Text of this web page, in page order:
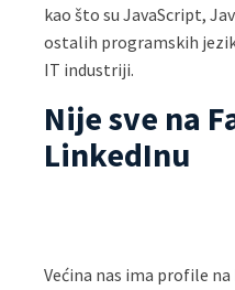
kao što su JavaScript,
ostalih programskih
IT industriji.
Nije sve na
LinkedInu
Većina nas ima profile